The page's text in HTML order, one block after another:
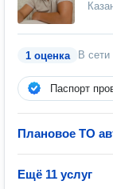
1 оценка В сети
Паспорт
Плановое ТО
Ещё 11 услуг